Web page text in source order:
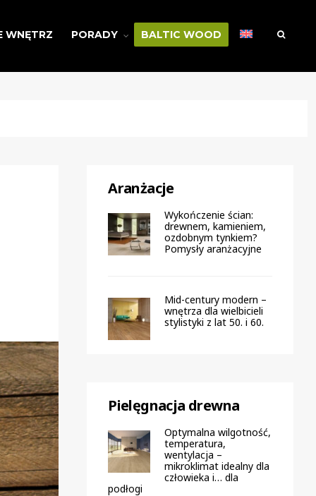
WNĘTRZ PORADY BALTIC WOOD
Aranżacje
Wykończenie ścian:
drewnem, kamieniem,
ozdobnym tynkiem?
Pomysły aranżacyjne
Mid-century modern –
wnętrza dla wielbicieli
stylistyki z lat 50. i 60.
Pielęgnacja drewna
Optymalna wilgotność,
temperatura,
wentylacja –
mikroklimat idealny dla
człowieka i… dla
podłogi